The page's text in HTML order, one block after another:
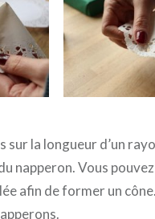
sur la longueur d’un
napperon. Vous
afin de former un